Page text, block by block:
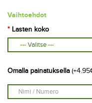
Vaihtoehdot
Lasten koko
Omalla painatuksella